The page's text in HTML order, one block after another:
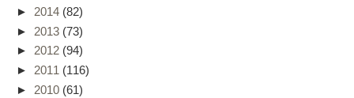
► 2014 (82)
► 2013 (73)
► 2012 (94)
► 2011 (116)
► 2010 (61)